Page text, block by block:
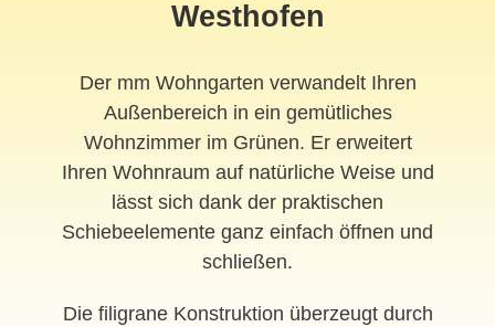
Westhofen
Der mm Wohngarten verwandelt Ihren
Außenbereich in ein gemütliches
Wohnzimmer im Grünen. Er erweitert
Ihren Wohnraum auf natürliche Weise und
lässt sich dank der praktischen
Schiebeelemente ganz einfach öffnen und
schließen.
Die filigrane Konstruktion überzeugt durch